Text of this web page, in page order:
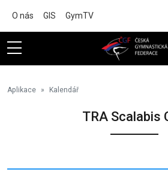
O nás GIS GymTV
Aplikace Kalendář
TRA Scalabis